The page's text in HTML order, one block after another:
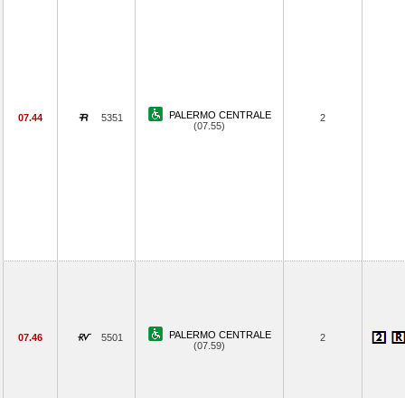
07.44 5351
PALERMO CENTRALE
(07.55)
2
07.46 5501
PALERMO CENTRALE
(07.59)
2